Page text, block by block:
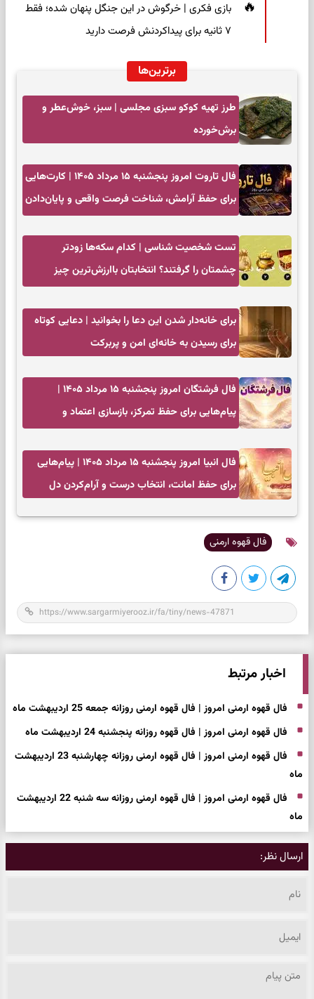
بازی فکری | خرگوش در این جنگل پنهان شده؛ فقط
۷ ثانیه برای پیداکردنش فرصت دارید
برترین‌ها
طرز تهیه کوکو سبزی مجلسی | سبز، خوش‌عطر و
برش‌خورده
فال تاروت امروز پنجشنبه ۱۵ مرداد ۱۴۰۵ | کارت‌هایی
برای حفظ آرامش، شناخت فرصت واقعی و پایان‌دادن
تست شخصیت شناسی | کدام سکه‌ها زودتر
چشمتان را گرفتند؟ انتخابتان باارزش‌ترین چیز
برای خانه‌دار شدن این دعا را بخوانید | دعایی کوتاه
برای رسیدن به خانه‌ای امن و پربرکت
فال فرشتگان امروز پنجشنبه ۱۵ مرداد ۱۴۰۵ |
پیام‌هایی برای حفظ تمرکز، بازسازی اعتماد و
فال انبیا امروز پنجشنبه ۱۵ مرداد ۱۴۰۵ | پیام‌هایی
برای حفظ امانت، انتخاب درست و آرام‌کردن دل
فال قهوه ارمنی
اخبار مرتبط
فال قهوه ارمنی امروز | فال قهوه ارمنی روزانه جمعه 25 اردیبهشت ماه
فال قهوه ارمنی امروز | فال قهوه روزانه پنجشنبه 24 اردیبهشت ماه
فال قهوه ارمنی امروز | فال قهوه ارمنی روزانه چهارشنبه 23 اردیبهشت
ماه
فال قهوه ارمنی امروز | فال قهوه ارمنی روزانه سه شنبه 22 اردیبهشت
ماه
ارسال نظر: